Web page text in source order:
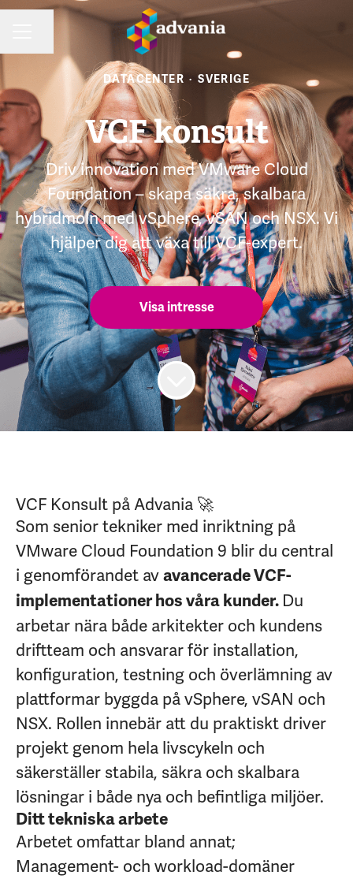
DATACENTER · SVERIGE
VCF konsult
Driv innovation med VMware Cloud
Foundation – skapa säkra, skalbara
hybridmoln med vSphere, vSAN och NSX. Vi
hjälper dig att växa till VCF-expert.
Visa intresse
VCF Konsult på Advania 🚀
Som senior tekniker med inriktning på
VMware Cloud Foundation 9 blir du central
i genomförandet avavancerade VCF-
implementationer hos våra kunder. Du
arbetar nära både arkitekter och kundens
driftteam och ansvarar för installation,
konfiguration, testning och överlämning av
plattformar byggda på vSphere, vSAN och
NSX. Rollen innebär att du praktiskt driver
projekt genom hela livscykeln och
säkerställer stabila, säkra och skalbara
lösningar i både nya och befintliga miljöer.
Ditt tekniska arbete
Arbetet omfattar bland annat;
Management- och workload-domäner